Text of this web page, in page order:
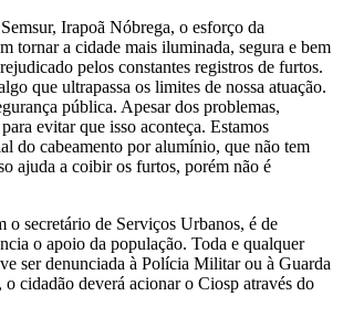
Irapoã Nóbrega, o esforço da
tornar a cidade mais iluminada, segura e bem
pelos constantes registros de furtos.
que ultrapassa os limites de nossa atuação.
pública. Apesar dos problemas,
evitar que isso aconteça. Estamos
do cabeamento por alumínio, que não tem
ajuda a coibir os furtos, porém não é
o secretário de Serviços Urbanos, é de
o apoio da população. Toda e qualquer
ser denunciada à Polícia Militar ou à Guarda
cidadão deverá acionar o Ciosp através do